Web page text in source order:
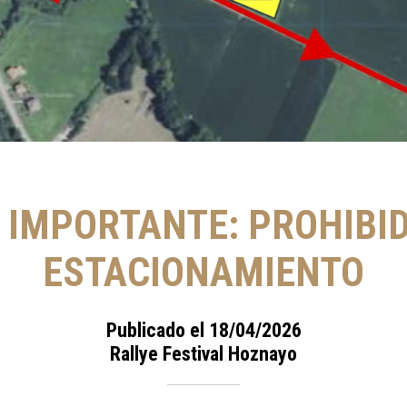
ESTACIONAMIENTO
Publicado el 18/04/2026
Rallye Festival Hoznayo